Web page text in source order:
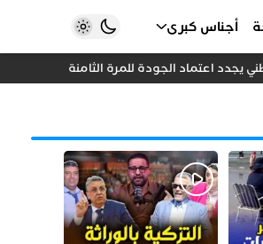
أجناس كبرى
اعتماد الجودة للمرة الثامنة